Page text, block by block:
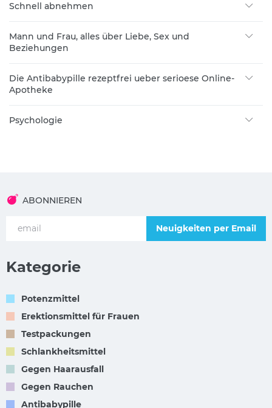
Schnell abnehmen
Mann und Frau, alles über Liebe, Sex und
Beziehungen
Die Antibabypille rezeptfrei ueber serioese Online-
Apotheke
Psychologie
ABONNIEREN
Neuigkeiten per Email
Kategorie
Potenzmittel
Erektionsmittel für Frauen
Testpackungen
Schlankheitsmittel
Gegen Haarausfall
Gegen Rauchen
Antibabypille